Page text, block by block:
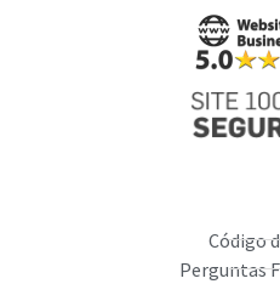
Código
Perguntas